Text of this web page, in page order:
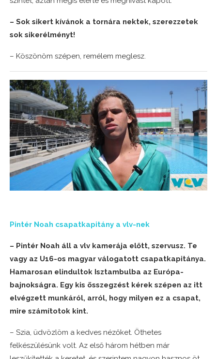
– Sok sikert kívánok a tornára nektek, szerezzetek
sok sikerélményt!
– Köszönöm szépen, remélem meglesz.
Pintér Noah csapatkapitány a vlv-nek
– Pintér Noah áll a vlv kamerája előtt, szervusz. Te
vagy az U16-os magyar válogatott csapatkapitánya.
Hamarosan elindultok Isztambulba az Európa-
bajnokságra. Egy kis összegzést kérek szépen az itt
elvégzett munkáról, arról, hogy milyen ez a csapat,
mire számítotok kint.
– Szia, üdvözlöm a kedves nézőket. Öthetes
felkészülésünk volt. Az első három hétben már